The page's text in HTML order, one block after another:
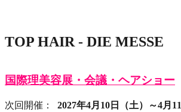
TOP HAIR - DIE MESSE
国際理美容展・会議・ヘアショー
次回開催： 2027年4月10日（土）～4月11